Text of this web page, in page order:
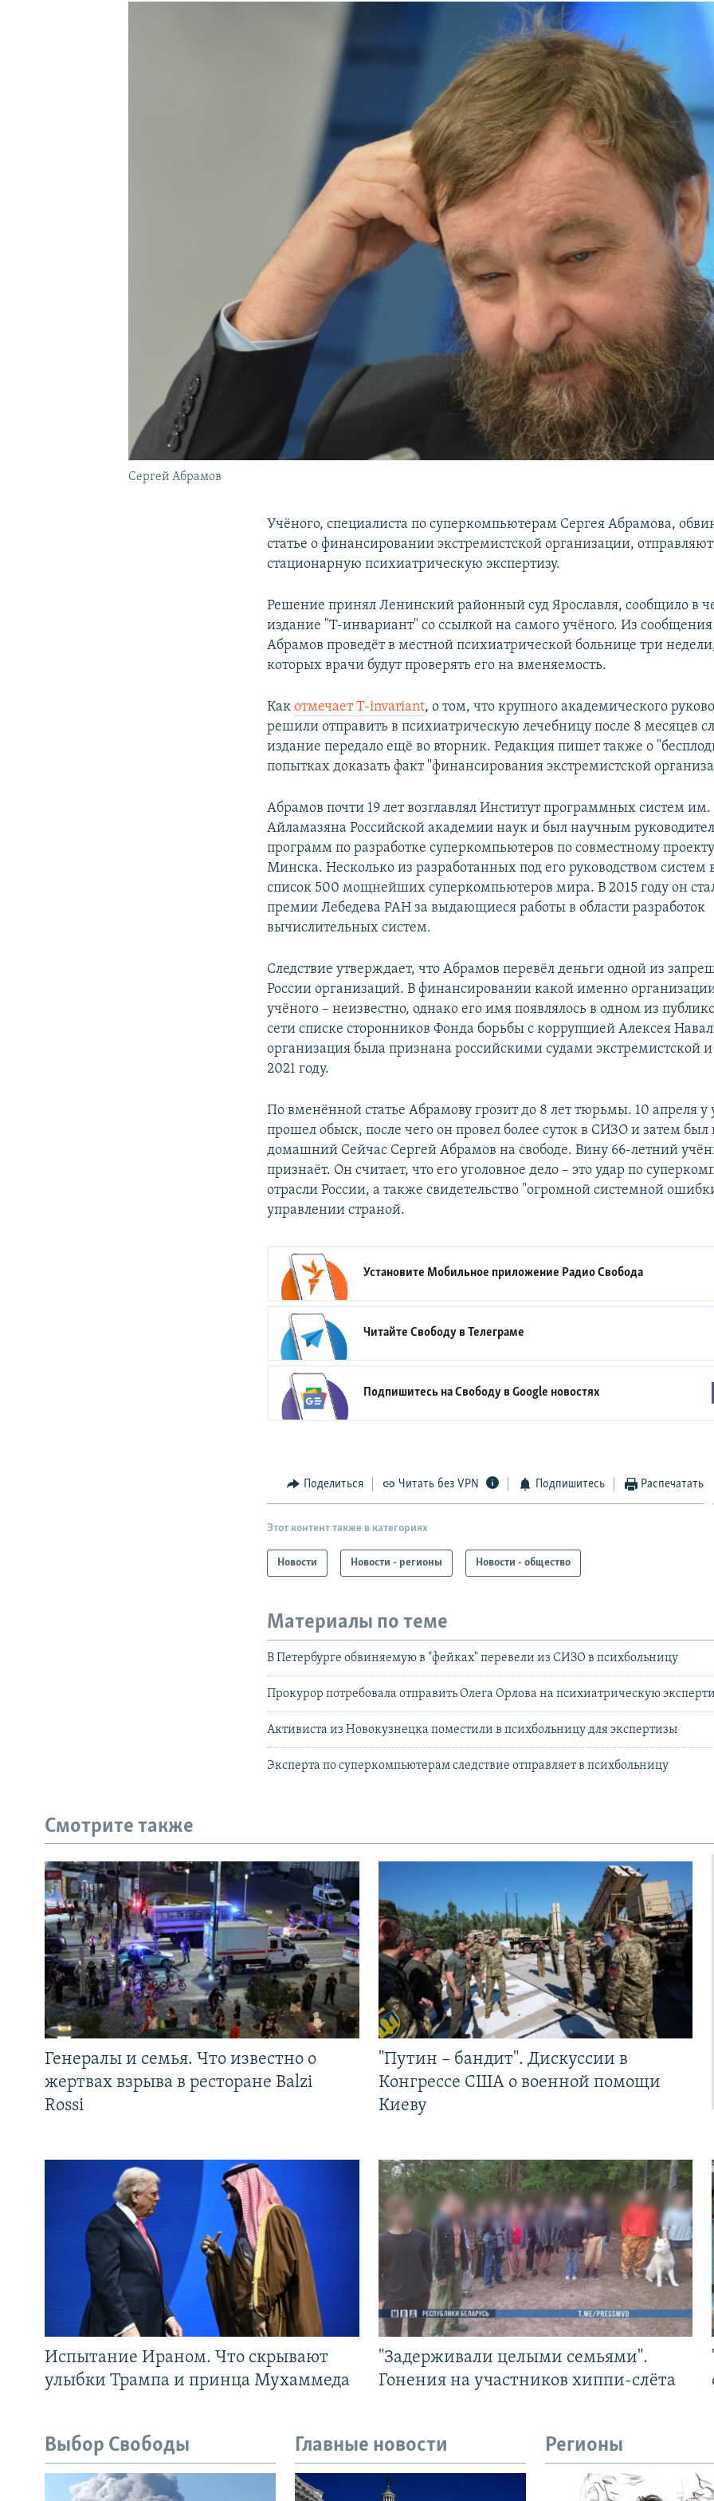
Сергей Абрамов
Учёного, специалиста по суперкомпьютерам Сергея Абрамова,
статье о финансировании экстремистской организации,
стационарную психиатрическую экспертизу.
Решение принял Ленинский районный суд Ярославля, сообщило в
издание "Т-инвариант" со ссылкой на самого учёного. Из сообщения
Абрамов проведёт в местной психиатрической больнице три
которых врачи будут проверять его на вменяемость.
Какотмечает T-invariant, о том, что крупного академического
решили отправить в психиатрическую лечебницу после 8 месяцев
издание передало ещё во вторник. Редакция пишет также о
попытках доказать факт "финансирования экстремистской
Абрамов почти 19 лет возглавлял Институт программных систем
Айламазяна Российской академии наук и был научным
программ по разработке суперкомпьютеров по совместному
Минска. Несколько из разработанных под его руководством систем
список 500 мощнейших суперкомпьютеров мира. В 2015 году он
премии Лебедева РАН за выдающиеся работы в области разработок
вычислительных систем.
Следствие утверждает, что Абрамов перевёл деньги одной из
России организаций. В финансировании какой именно
учёного – неизвестно, однако его имя появлялось в одном из
сети списке сторонников Фонда борьбы с коррупцией Алексея
организация была признана российскими судами экстремистской
2021 году.
По вменённой статье Абрамову грозит до 8 лет тюрьмы. 10 апреля у
прошел обыск, после чего он провел более суток в СИЗО и затем
домашний Сейчас Сергей Абрамов на свободе. Вину 66-летний
признаёт. Он считает, что его уголовное дело – это удар по
отрасли России, а также свидетельство "огромной системной
управлении страной.
Установите Мобильное приложение Радио Свобода
Читайте Свободу вТелеграме
Подпишитесь на Свободу вGoogle новостях
Поделиться Читать без VPN Подпишитесь Распечатать
Этот контент также в категориях
Новости Новости - регионы Новости - общество
Материалы по теме
В Петербурге обвиняемую в "фейках" перевели из СИЗО в психбольницу
Прокурор потребовала отправить Олега Орлова на психиатрическую
Активиста из Новокузнецка поместили в психбольницу для экспертизы
Эксперта по суперкомпьютерам следствие отправляет в психбольницу
Смотрите также
Генералы и семья. Что известно о
жертвах взрыва в ресторане Balzi
Rossi
"Путин – бандит". Дискуссии в
Конгрессе США о военной помощи
Киеву
Испытание Ираном. Что скрывают
улыбки Трампа и принца Мухаммеда
"Задерживали целыми семьями".
Гонения на участников хиппи-слёта
Выбор Свободы Главные новости Регионы